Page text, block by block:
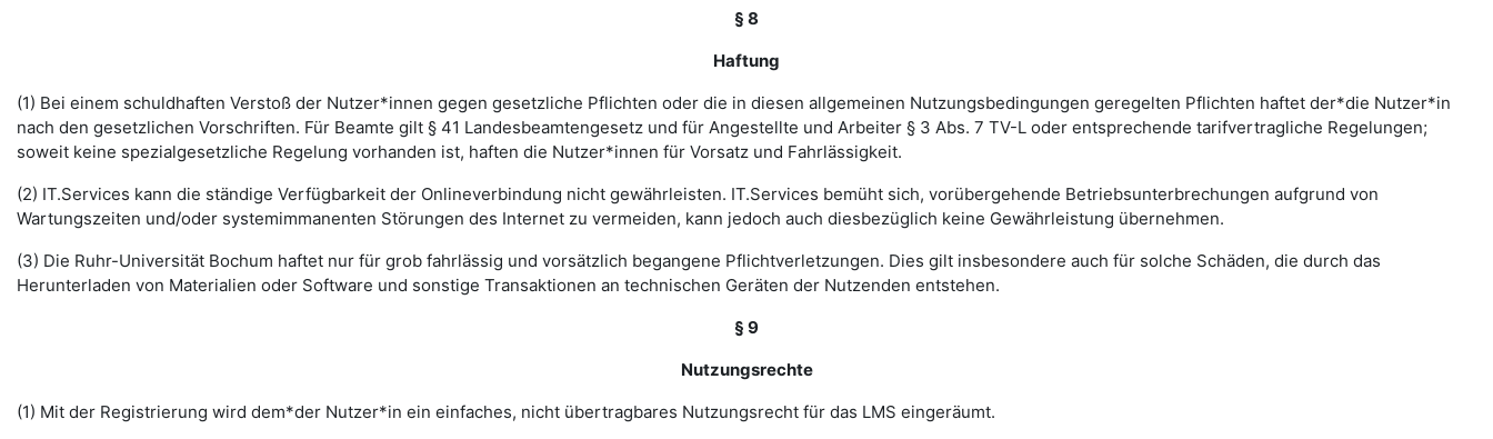
§ 8
Haftung
(1) Bei einem schuldhaften Verstoß der Nutzer*innen gegen gesetzliche Pflichten oder die in diesen allgemeinen Nutzungsbedingungen geregelten Pflichten haftet der*die Nutzer*in
nach den gesetzlichen Vorschriften. Für Beamte gilt § 41 Landesbeamtengesetz und für Angestellte und Arbeiter § 3 Abs. 7 TV-L oder entsprechende tarifvertragliche Regelungen;
soweit keine spezialgesetzliche Regelung vorhanden ist, haften die Nutzer*innen für Vorsatz und Fahrlässigkeit.
(2) IT.Services kann die ständige Verfügbarkeit der Onlineverbindung nicht gewährleisten. IT.Services bemüht sich, vorübergehende Betriebsunterbrechungen aufgrund von
Wartungszeiten und/oder systemimmanenten Störungen des Internet zu vermeiden, kann jedoch auch diesbezüglich keine Gewährleistung übernehmen.
(3) Die Ruhr-Universität Bochum haftet nur für grob fahrlässig und vorsätzlich begangene Pflichtverletzungen. Dies gilt insbesondere auch für solche Schäden, die durch das
Herunterladen von Materialien oder Software und sonstige Transaktionen an technischen Geräten der Nutzenden entstehen.
§ 9
Nutzungsrechte
(1) Mit der Registrierung wird dem*der Nutzer*in ein einfaches, nicht übertragbares Nutzungsrecht für das LMS eingeräumt.